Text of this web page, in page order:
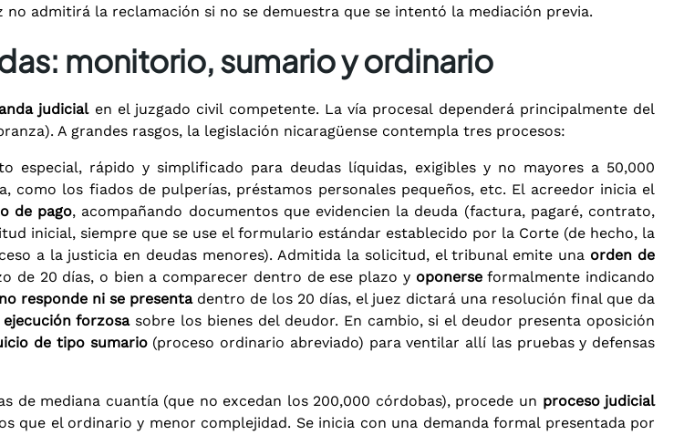
admitirá la reclamación si no se demuestra que se intentó la mediación previa.
monitorio, sumario y ordinario
judicialen el juzgado civil competente. La vía procesal dependerá principalmente del
A grandes rasgos, la legislación nicaragüense contempla tres procesos:
especial, rápido y simplificado para deudas líquidas, exigibles y no mayores a 50,000
como los fiados de pulperías, préstamos personales pequeños, etc. El acreedor inicia el
de pago, acompañando documentos que evidencien la deuda (factura, pagaré, contrato,
inicial, siempre que se use el formulario estándar establecido por la Corte (de hecho, la
a la justicia en deudas menores). Admitida la solicitud, el tribunal emite una orden de
de 20 días, o bien a comparecer dentro de ese plazo y oponerseformalmente indicando
no responde ni se presentadentro de los 20 días, el juez dictará una resolución final que da
ejecución forzosasobre los bienes del deudor. En cambio, si el deudor presenta oposición
de tipo sumario(proceso ordinario abreviado) para ventilar allí las pruebas y defensas
de mediana cuantía (que no excedan los 200,000 córdobas), procede un proceso judicial
que el ordinario y menor complejidad. Se inicia con una demanda formal presentada por